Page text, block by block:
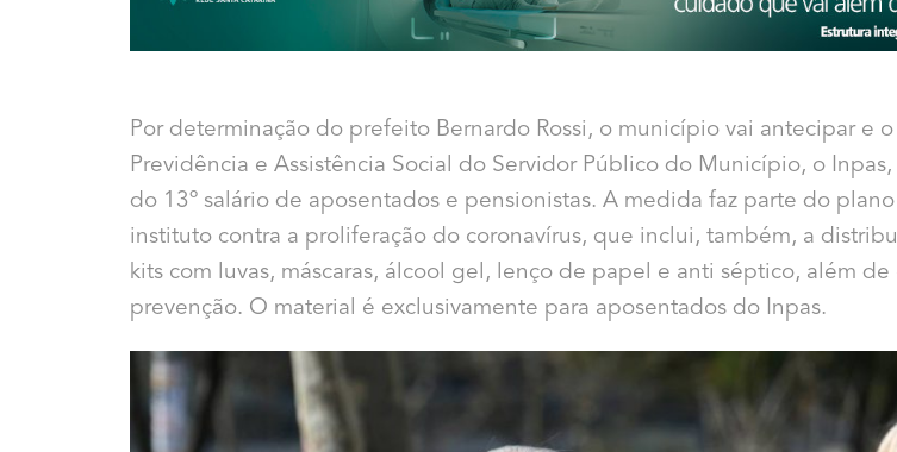
Por determinação do prefeito Bernardo Rossi, o município vai antecipar e
Previdência e Assistência Social do Servidor Público do Município, o
do 13º salário de aposentados e pensionistas. A medida faz parte do
instituto contra a proliferação do coronavírus, que inclui, também, a
kits com luvas, máscaras, álcool gel, lenço de papel e anti séptico, além de
prevenção. O material é exclusivamente para aposentados do Inpas.